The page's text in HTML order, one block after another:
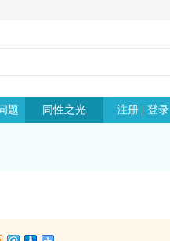
题 同性之光 注册 | 登录